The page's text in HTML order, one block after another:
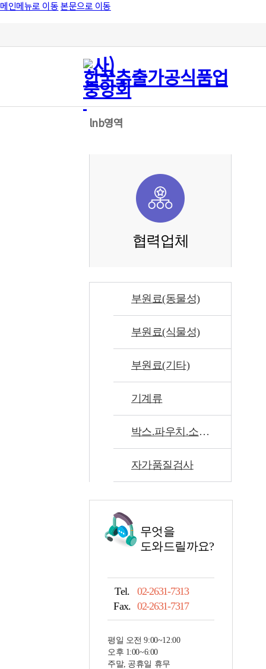
메인메뉴로 이동본문으로 이동
lnb영역
협력업체
부원료(동물성)
부원료(식물성)
부원료(기타)
기계류
박스.파우치.소모품류
자가품질검사
무엇을
도와드릴까요?
Tel.
02-2631-7313
Fax. 02-2631-7317
평일 오전 9:00~12:00
오후 1:00~6:00
주말, 공휴일 휴무